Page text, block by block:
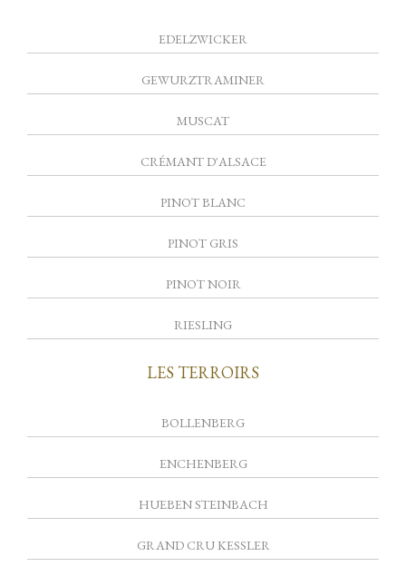
EDELZWICKER
GEWURZTRAMINER
MUSCAT
CRÉMANT D'ALSACE
PINOT BLANC
PINOT GRIS
PINOT NOIR
RIESLING
LES TERROIRS
BOLLENBERG
ENCHENBERG
HUEBEN STEINBACH
GRAND CRU KESSLER